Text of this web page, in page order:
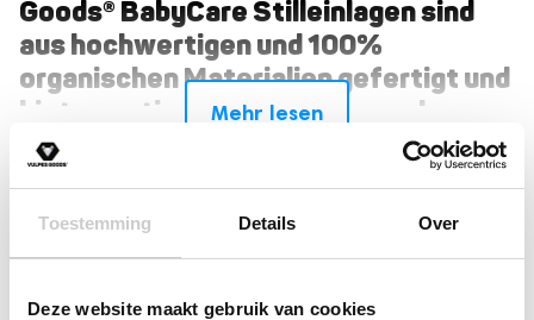
Toestemming Details Over
Deze website maakt gebruik van cookies
Goods® BabyCare Stilleinlagen sind
aus hochwertigen und 100%
organischen Materialien gefertigt und
bieten optimale Absorption und
Schutz vor Auslaufen. Mit ihrem
einzigartigen Kegeldesign sind die
Stilleinlagen perfekt an Ihre
Brustwarzen angepasst (Cup B bis D).
Nachhaltigkeit und Komfort mit
Mehr lesen
Rezensionen
Bewertet